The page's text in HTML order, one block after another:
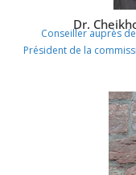
Dr.
Conseiller auprès
Président de la